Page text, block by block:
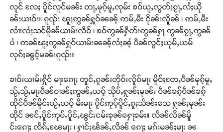
လူင် လႄႈ ပိူင်လူင်မၼ်း တႃႇမုၵ့်မူႇၸုမ်း ၶဝ်ယူႇလွတ်ႈၵႂႃႇလႆႈယို
ၼ်းယၢဝ်း။ ၵူၺ်း ၽူႈဢွၼ်ႁူဝ်ၼၼ့် ဢမ်ႇမီး ငိုၼ်းလိူၼ် ၊ ဢမ်ႇမီး
လၢႆးလႆႈသင်မိူၼ်ယၢမ်းလဵဝ် ၊ ၶဝ်ဢွၼ်ႁဵတ်းဢွၼ်ႁႃ ဢွၼ်ၵႂႃႇဢွၼ်
ပႆ ၊ ဢၼ်ၽူႈဢွၼ်ႁူဝ်ယၢမ်းၼၼ့်လႆႈၼႆ့ ပဵၼ်လွင်ႈယုမ်ႇယမ်
လုၵ်ႈၼွင့်မၼ်းၵူၺ်း။
ၶၢဝ်းယၢမ်းႁိုင် မႃးၵေႃႈ တူင်ႇၵူၼ်းတိုဝ်းလိူဝ်မႃး မိူဝ်ႈတႄႇပဵၼ်မုၵ့်မူႇ
သႂ်ႇသႂ်ႇမႃးပဵၼ်ဝၢၼ်ႈဢွၼ်ႇယဝ့် သိုပ်ႇႁုၼ်ႈမုၼ်း ပဵၼ်ၶၵ့်ပဵၼ်ၶၵ့်
ထိုင်ပဵၼ်မိူင်းယႂ်ႇယဝ့် မီးမႃး ပိူင်ဢုပ့်ပိူင်ႇၵူႈသႅၼ်းသေ ႁုၼ်ႈမုၼ်း
ထိုင် ၼင်ႇပိူင်ဢုပ်ႉပိူင်ႇၽွင်းငမ်းၶုၼ်ႁေႃၶမ်း။ လႅၼ်လိၼ်မိူ
င်းၵေႃႈ ၸႅၵ်ႇၽႄမႃး ၊ ႁၢင်ႈၽႅၼ်ႇလိၼ် ၵေႃႈ မၵ်းမၼ်ႈမႃး ၼ